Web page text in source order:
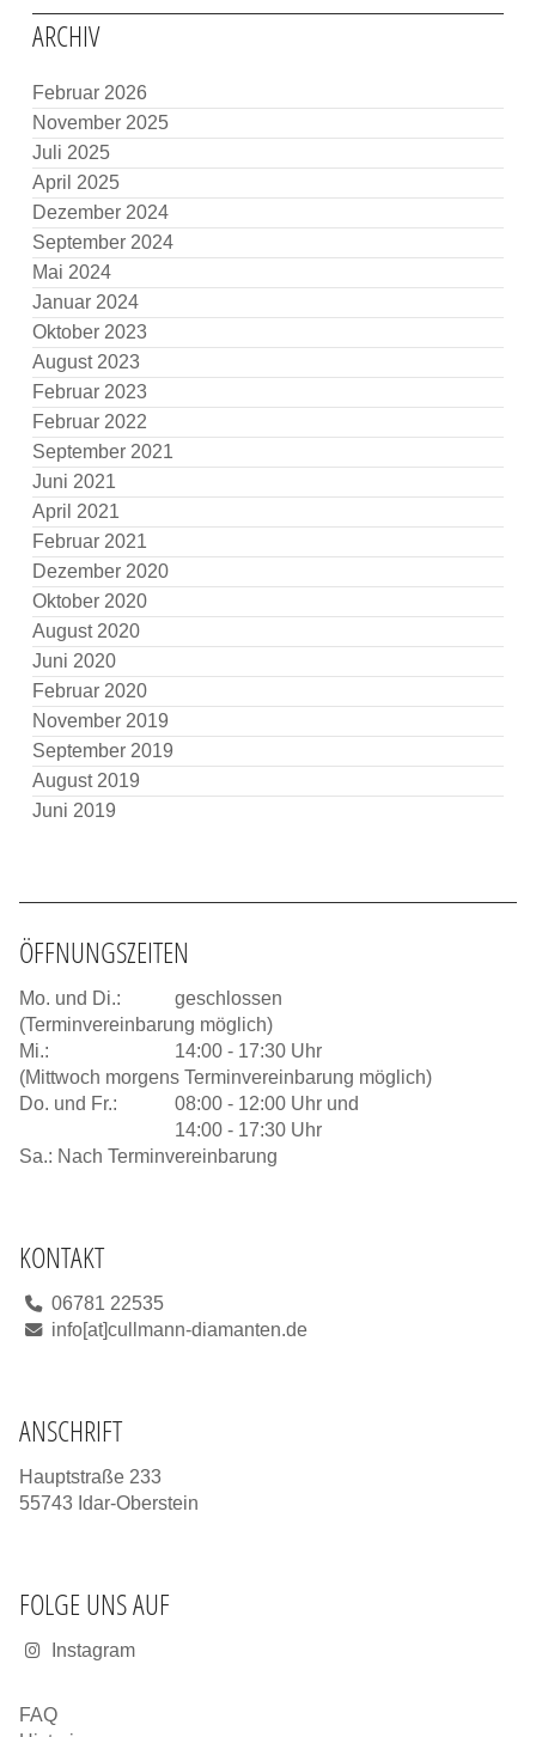
ARCHIV
Februar 2026
November 2025
Juli 2025
April 2025
Dezember 2024
September 2024
Mai 2024
Januar 2024
Oktober 2023
August 2023
Februar 2023
Februar 2022
September 2021
Juni 2021
April 2021
Februar 2021
Dezember 2020
Oktober 2020
August 2020
Juni 2020
Februar 2020
November 2019
September 2019
August 2019
Juni 2019
ÖFFNUNGSZEITEN
Mo. und Di.:
geschlossen
(Terminvereinbarung möglich)
Mi.:
14:00 - 17:30 Uhr
(Mittwoch morgens Terminvereinbarung möglich)
Do. und Fr.:
08:00 - 12:00 Uhr und
14:00 - 17:30 Uhr
Sa.: Nach Terminvereinbarung
KONTAKT
06781 22535
info[at]cullmann-diamanten.de
ANSCHRIFT
Hauptstraße 233
55743 Idar-Oberstein
FOLGE UNS AUF
Instagram
FAQ